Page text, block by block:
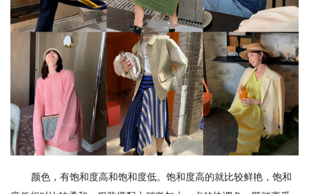
颜色，有饱和度高和饱和度低。饱和度高的就比较鲜艳，饱和